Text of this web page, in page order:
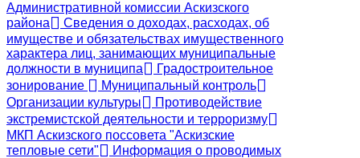
Административной комиссии Аскизского
района
Сведения о доходах, расходах, об
имуществе и обязательствах имущественного
характера лиц, занимающих муниципальные
должности в муниципа
Градостроительное
зонирование
Муниципальный контроль
Организации культуры
Противодействие
экстремистской деятельности и терроризму
МКП Аскизского поссовета "Аскизские
тепловые сети"
Информация о проводимых